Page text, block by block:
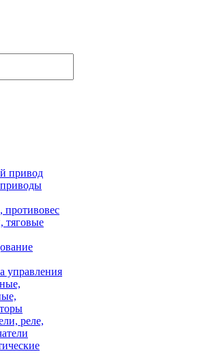
привод
противовес
тяговые
управления
реле,